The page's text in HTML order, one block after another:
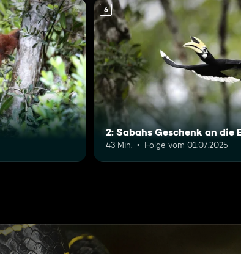
6
2: Sabahs Geschenk an die
43 Min. Folge vom 01.07.2025